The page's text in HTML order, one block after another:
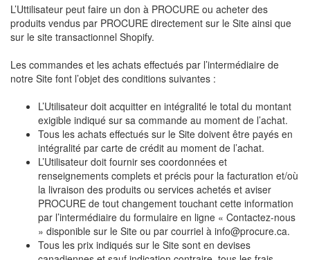
L’Uttilisateur peut faire un don à PROCURE ou acheter des
produits vendus par PROCURE directement sur le Site ainsi que
sur le site transactionnel Shopify.
Les commandes et les achats effectués par l’intermédiaire de
notre Site font l’objet des conditions suivantes :
L’Utilisateur doit acquitter en intégralité le total du montant
exigible indiqué sur sa commande au moment de l’achat.
Tous les achats effectués sur le Site doivent être payés en
intégralité par carte de crédit au moment de l’achat.
L’Utilisateur doit fournir ses coordonnées et
renseignements complets et précis pour la facturation et/où
la livraison des produits ou services achetés et aviser
PROCURE de tout changement touchant cette information
par l’intermédiaire du formulaire en ligne « Contactez-nous
» disponible sur le Site ou par courriel à info@procure.ca.
Tous les prix indiqués sur le Site sont en devises